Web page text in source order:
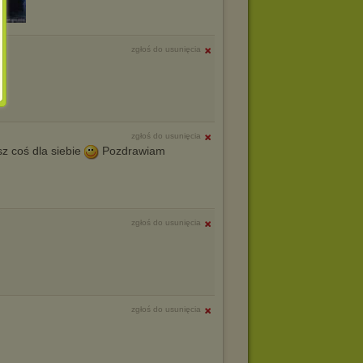
zgłoś do usunięcia
zgłoś do usunięcia
coś dla siebie Pozdrawiam
zgłoś do usunięcia
zgłoś do usunięcia